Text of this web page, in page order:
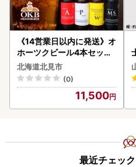
《14営業日以内に発送》オ
ホーツクビール4本セット
( 飲料 飲み物 お酒 ビール
クラフトビール 瓶ビール
贈答 ギフト 贈り物 お中元
御中元 お歳暮 御歳暮 お祝
い プレゼント モルトビー
北海道北見市
(0)
11,500
最近チェッ